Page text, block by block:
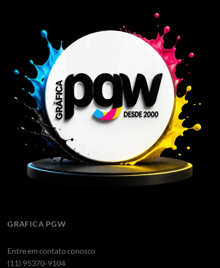
GRAFICA PGW
Entre em contato conosco
(11) 95370-9104